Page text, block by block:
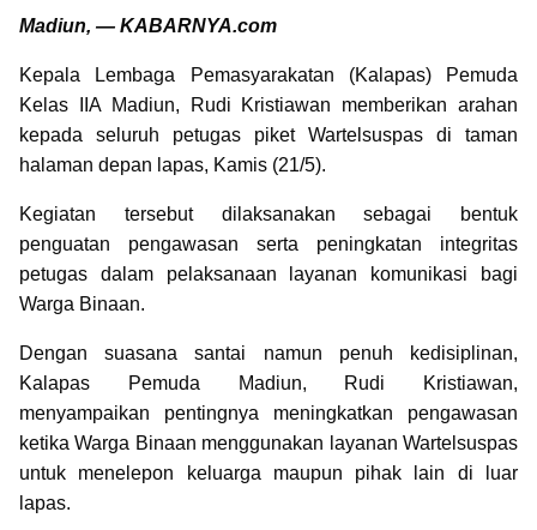
Madiun, — KABARNYA.com
Kepala Lembaga Pemasyarakatan (Kalapas) Pemuda
Kelas IIA Madiun, Rudi Kristiawan memberikan arahan
kepada seluruh petugas piket Wartelsuspas di taman
halaman depan lapas, Kamis (21/5).
Kegiatan tersebut dilaksanakan sebagai bentuk
penguatan pengawasan serta peningkatan integritas
petugas dalam pelaksanaan layanan komunikasi bagi
Warga Binaan.
Dengan suasana santai namun penuh kedisiplinan,
Kalapas Pemuda Madiun, Rudi Kristiawan,
menyampaikan pentingnya meningkatkan pengawasan
ketika Warga Binaan menggunakan layanan Wartelsuspas
untuk menelepon keluarga maupun pihak lain di luar
lapas.